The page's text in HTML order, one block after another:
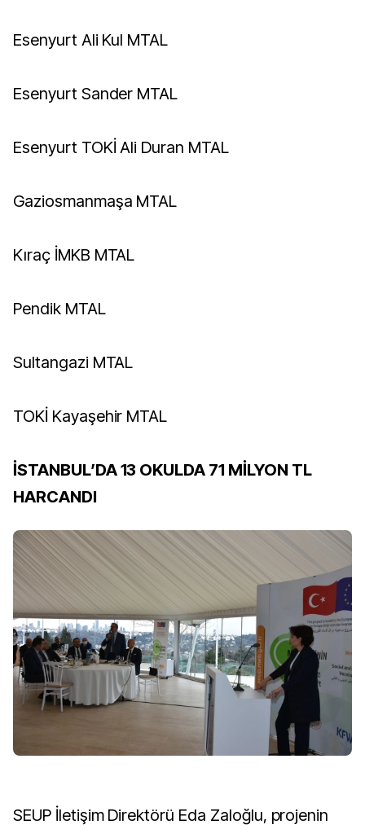
Esenyurt Ali Kul MTAL
Esenyurt Sander MTAL
Esenyurt TOKİ Ali Duran MTAL
Gaziosmanmaşa MTAL
Kıraç İMKB MTAL
Pendik MTAL
Sultangazi MTAL
TOKİ Kayaşehir MTAL
İSTANBUL’DA 13 OKULDA 71 MİLYON TL
HARCANDI
SEUP İletişim Direktörü Eda Zaloğlu, projenin